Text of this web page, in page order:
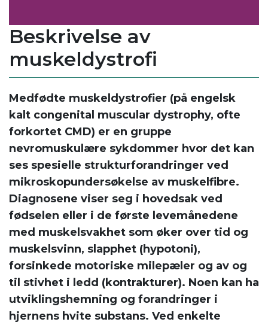
Beskrivelse av
muskeldystrofi
Medfødte muskeldystrofier (på engelsk
kalt congenital muscular dystrophy, ofte
forkortet CMD) er en gruppe
nevromuskulære sykdommer hvor det kan
ses spesielle strukturforandringer ved
mikroskopundersøkelse av muskelfibre.
Diagnosene viser seg i hovedsak ved
fødselen eller i de første levemånedene
med muskelsvakhet som øker over tid og
muskelsvinn, slapphet (hypotoni),
forsinkede motoriske milepæler og av og
til stivhet i ledd (kontrakturer). Noen kan ha
utviklingshemning og forandringer i
hjernens hvite substans. Ved enkelte